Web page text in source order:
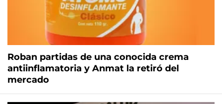
Roban partidas de una conocida crema
antiinflamatoria y Anmat la retiró del
mercado